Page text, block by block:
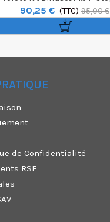
Softbox 4' Octa
90,25 € (TTC) 95,00 €
de Confidentialité
RSE